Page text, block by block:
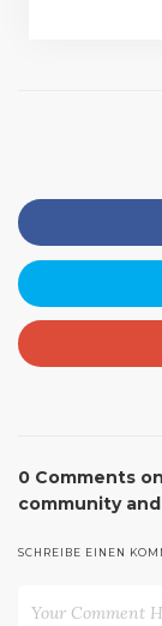
0 Comments
community
SCHREIBE EINEN